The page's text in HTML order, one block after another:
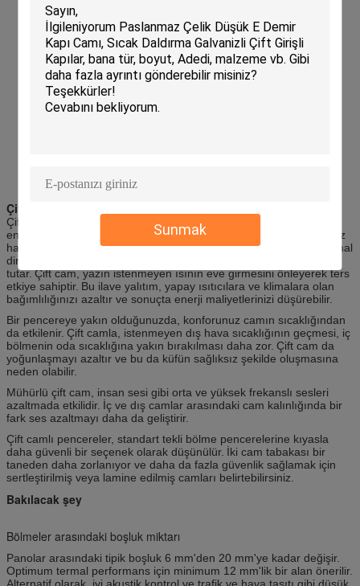
Sunmak
Çift camın faydaları
Çift camlı pencereler, gürültüyü en aza indirmenin ilave yararı ile
enerji açısından verimli bir seçimdir. İki bölme arasındaki sızdırmaz
hava aralığı ek bir yalıtım tabakası olarak işlev görür.
Bu ilave termal
direnç, kışın kaçan ısıyı azaltır ve evinizi daha rahat bir sıcaklığa
tutar.Çift cam, yazın istenmeyen ısının eve girmesini önleyerek ters
etkiye sahiptir. Bu ilave yalıtım, yapay ısıtıcılara ve klimalara olan
bağımlılığınızı azaltır ve sonuçta enerji maliyetlerinizi düşürebilir.
Bir pencereye yakın olduğunuzda, konforunuz camın sıcaklığından
da etkilenir. Çift camla, istenmeyen dış hava sıcaklığının geçmesi, iç
bölmenin oda sıcaklığına yakın bırakılması daha zor. Çift cam da
yoğunlaşmayı azaltır ve bu da küfün sağlıksız şekilde oluşmasına
neden olabilir.
Mühürlü çift cam, insan sesi gibi orta ve yüksek frekanslı sesleri
azaltmada etkilidir. İç ve dış camlar arasındaki cam kalınlığında bir
fark ses azaltmayı daha da geliştirir.
Çift camlı pencereler, standart tekli bölme pencerelerine kıyasla
daha güvenli bir seçenek olarak düşünülür. İki cam tabakası bir
taneden daha zorlanıyor ve daha da fazla güvenlik sağlamak için
sertleştirilmiş veya lamine edilmiş camları belirtebilirsiniz.
Bakılacak şey
Bölmeler arasındaki boşluk miktarı
Panolar arasındaki tipik boşluk 6 mm'den 20 mm'ye kadar değişir.
Optimum termal performans için minimum 12 mm'lik bir alan önerilir.